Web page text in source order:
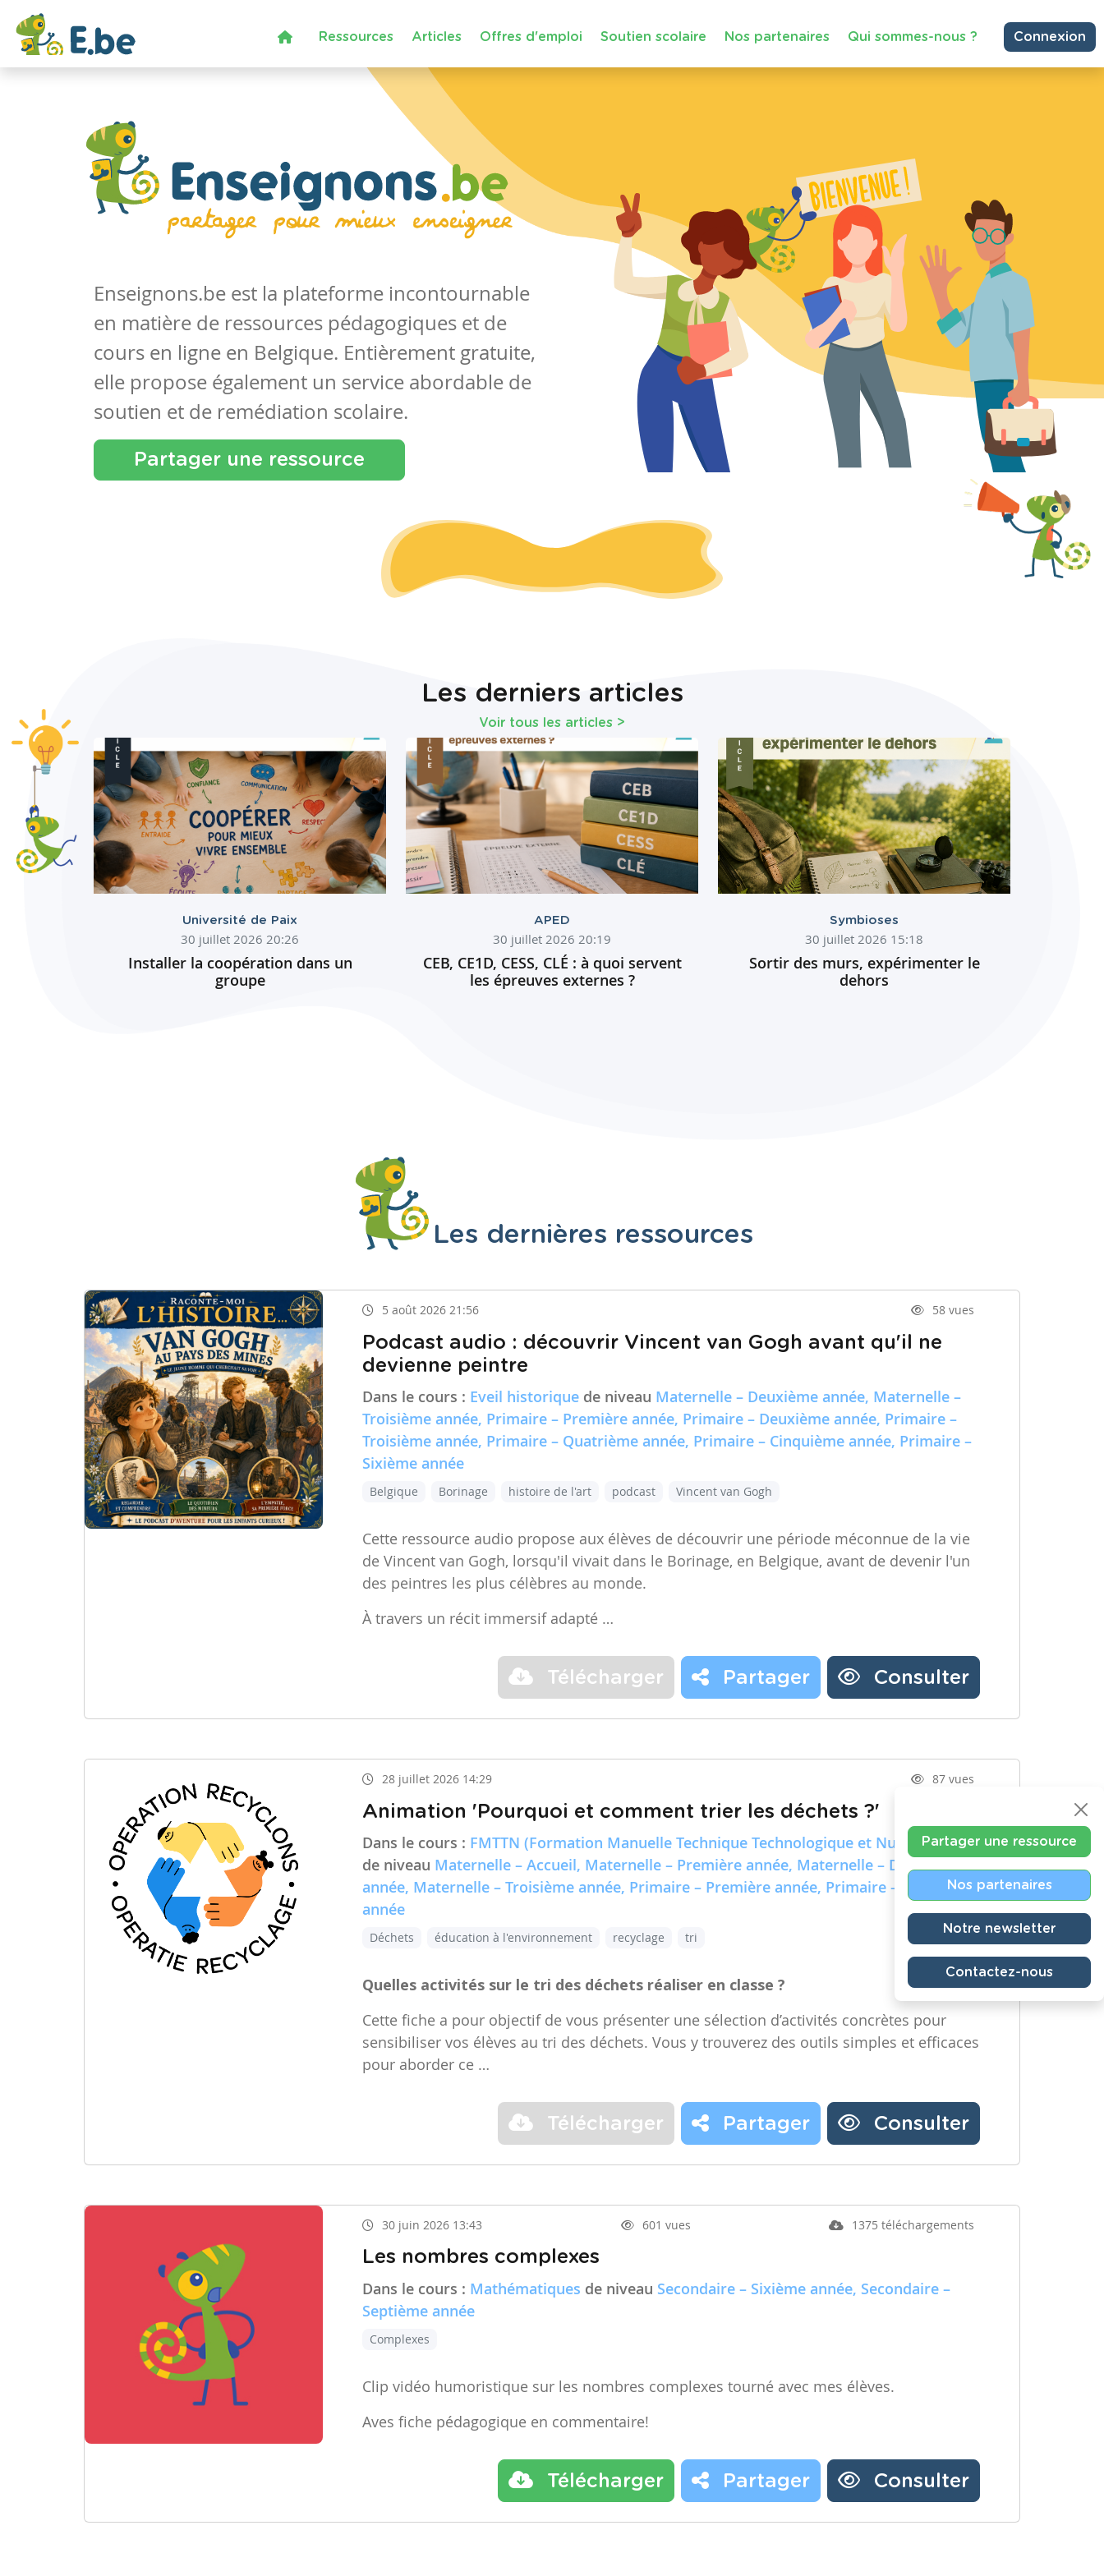
Ressources Articles Offres d'emploi Soutien scolaire Nos partenaires Qui sommes-nous ? Connexion
Enseignons.be est la plateforme incontournable
en matière de ressources pédagogiques et de
cours en ligne en Belgique. Entièrement gratuite,
elle propose également un service abordable de
soutien et de remédiation scolaire.
Partager une ressource
Les derniers articles
Voir tous les articles >
Université de Paix
30 juillet 2026 20:26
Installer la coopération dans un
groupe
APED
30 juillet 2026 20:19
CEB, CE1D, CESS, CLÉ : à quoi servent
les épreuves externes ?
Symbioses
30 juillet 2026 15:18
Sortir des murs, expérimenter le
dehors
Les dernières ressources
5 août 2026 21:56 58 vues
Podcast audio : découvrir Vincent van Gogh avant qu'il ne
devienne peintre
Dans le cours : Eveil historique de niveau Maternelle – Deuxième année, Maternelle –
Troisième année, Primaire – Première année, Primaire – Deuxième année, Primaire –
Troisième année, Primaire – Quatrième année, Primaire – Cinquième année, Primaire –
Sixième année
Belgique Borinage histoire de l'art podcast Vincent van Gogh
Cette ressource audio propose aux élèves de découvrir une période méconnue de la vie
de Vincent van Gogh, lorsqu'il vivait dans le Borinage, en Belgique, avant de devenir l'un
des peintres les plus célèbres au monde.
À travers un récit immersif adapté …
Télécharger Partager Consulter
28 juillet 2026 14:29 87 vues
Animation 'Pourquoi et comment trier les déchets ?'
Dans le cours : FMTTN (Formation Manuelle Technique Technologique et Numérique)
de niveau Maternelle – Accueil, Maternelle – Première année, Maternelle – Deuxième
année, Maternelle – Troisième année, Primaire – Première année, Primaire – Deuxième
année
Déchets éducation à l'environnement recyclage tri
Quelles activités sur le tri des déchets réaliser en classe ?
Cette fiche a pour objectif de vous présenter une sélection d’activités concrètes pour
sensibiliser vos élèves au tri des déchets. Vous y trouverez des outils simples et efficaces
pour aborder ce …
Télécharger Partager Consulter
30 juin 2026 13:43 601 vues 1375 téléchargements
Les nombres complexes
Dans le cours : Mathématiques de niveau Secondaire – Sixième année, Secondaire –
Septième année
Complexes
Clip vidéo humoristique sur les nombres complexes tourné avec mes élèves.
Aves fiche pédagogique en commentaire!
Télécharger Partager Consulter
Partager une ressource
Nos partenaires
Notre newsletter
Contactez-nous